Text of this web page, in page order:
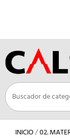
INICIO/02.